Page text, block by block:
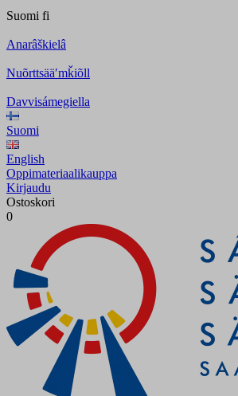
Suomi fi
Anarâškielâ
Nuõrttsääʹmǩiõll
Davvisámegiella
Suomi
English
Oppimateriaalikauppa
Kirjaudu
Ostoskori
0